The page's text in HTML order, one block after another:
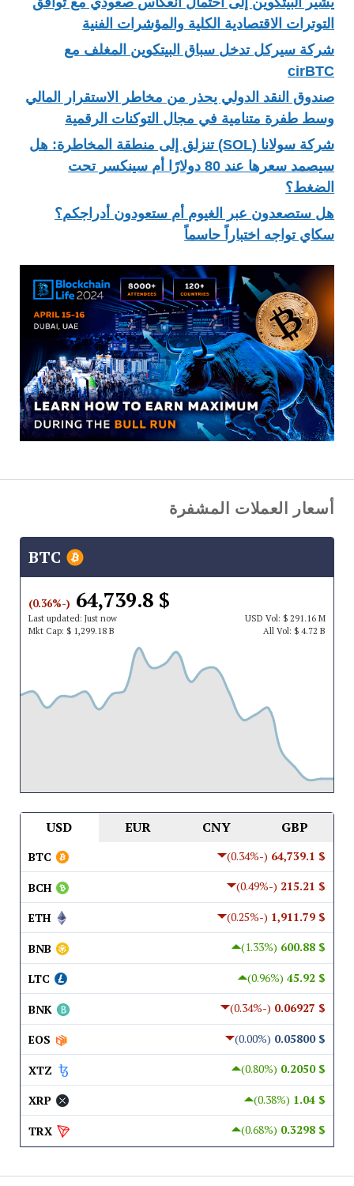
التوترات الاقتصادية الكلية والمؤشرات الفنية
شركة سيركل تدخل سباق البيتكوين المغلف مع
cirBTC
صندوق النقد الدولي يحذر من مخاطر الاستقرار المالي
وسط طفرة متنامية في مجال التوكنات الرقمية
شركة سولانا (SOL) تنزلق إلى منطقة المخاطرة: هل
سيصمد سعرها عند 80 دولارًا أم سينكسر تحت
الضغط؟
هل ستصعدون عبر الغيوم أم ستعودون أدراجكم؟
سكاي تواجه اختباراً حاسماً
أسعار العملات المشفرة
$ 64,739.8
(-0.36%)
Last updated: Just now USDVol: $ 291.16 M
Mkt Cap: $ 1,299.18 B All Vol: $ 4.72 B
USD EUR CNY GBP
$ 64,739.1
(-0.34%)
BTC
$ 215.21
(-0.49%)
BCH
$ 1,911.79
(-0.25%)
ETH
$ 600.88
(1.33%)
BNB
$ 45.92
(0.96%)
LTC
$ 0.06927
(-0.34%)
BNK
$ 0.05800
(0.00%)
EOS
$ 0.2050
(0.80%)
XTZ
$ 1.04
(0.38%)
XRP
$ 0.3298
(0.68%)
TRX